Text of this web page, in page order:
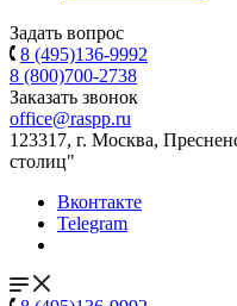
Задать вопрос
8 (495)136-9992
8 (800)700-2738
Заказать звонок
office@raspp.ru
123317, г. Москва,
столиц"
Вконтакте
Telegram